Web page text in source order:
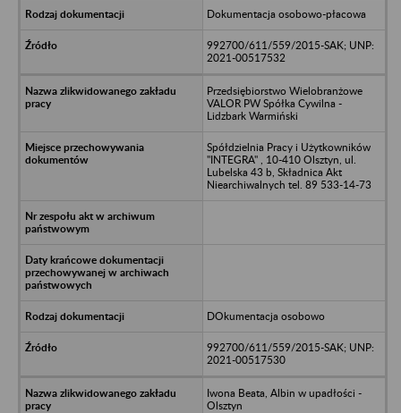
Dokumentacja osobowo-płacowa
992700/611/559/2015-SAK; UNP:
2021-00517532
Przedsiębiorstwo Wielobranżowe
VALOR PW Spółka Cywilna -
Lidzbark Warmiński
Spółdzielnia Pracy i Użytkowników
"INTEGRA" , 10-410 Olsztyn, ul.
Lubelska 43 b, Składnica Akt
Niearchiwalnych tel. 89 533-14-73
DOkumentacja osobowo
992700/611/559/2015-SAK; UNP:
2021-00517530
Iwona Beata, Albin w upadłości -
Olsztyn